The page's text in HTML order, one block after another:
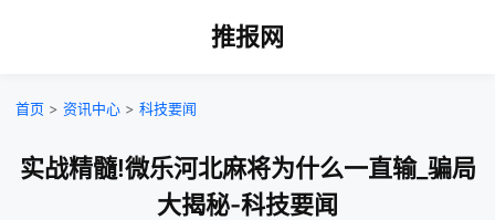
推报网
首页 > 资讯中心 > 科技要闻
实战精髓!微乐河北麻将为什么一直输_骗局
大揭秘-科技要闻